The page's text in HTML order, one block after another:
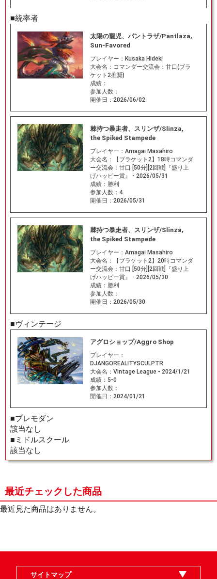
■統率者
太陽の寵児、パントラザ/Pantlaza,
Sun-Favored
プレイヤー： Kusaka Hideki
大会名： コマンダー交流会：甘口(ブラ
ケット2推奨)
成績：
参加人数：
開催日： 2026/06/02
棘持つ暴走者、スリンザ/Slinza,
the Spiked Stampede
プレイヤー： Amagai Masahiro
大会名：
【ブラケット2】18時コマンダ
ー交流会：甘口 [50分][2回戦]『盛り上
げハッピー賞』 - 2026/05/31
成績： 勝利
参加人数： 4
開催日： 2026/05/31
棘持つ暴走者、スリンザ/Slinza,
the Spiked Stampede
プレイヤー： Amagai Masahiro
大会名：
【ブラケット2】20時コマンダ
ー交流会：甘口 [50分][2回戦]『盛り上
げハッピー賞』 - 2026/05/30
成績： 勝利
参加人数：
開催日： 2026/05/30
■ヴィンテージ
アグロショップ/Aggro Shop
プレイヤー：
DJANGOREALITYSCULPTR
大会名： Vintage League - 2024/1/21
成績： 5-0
参加人数：
開催日： 2024/01/21
■プレモダン
該当なし
■ミドルスクール
該当なし
最近チェックした商品
最近見た商品はありません。
サイトマップ